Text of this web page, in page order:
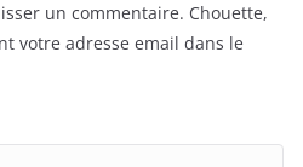
un commentaire. Chouette,
votre adresse email dans le